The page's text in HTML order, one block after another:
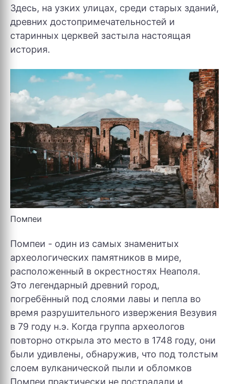
Здесь, на узких улицах, среди старых зданий,
древних достопримечательностей и
старинных церквей застыла настоящая
история.
Помпеи
Помпеи - один из самых знаменитых
археологических памятников в мире,
расположенный в окрестностях Неаполя.
Это легендарный древний город,
погребённый под слоями лавы и пепла во
время разрушительного извержения Везувия
в 79 году н.э. Когда группа археологов
повторно открыла это место в 1748 году, они
были удивлены, обнаружив, что под толстым
слоем вулканической пыли и обломков
Помпеи практически не пострадали и